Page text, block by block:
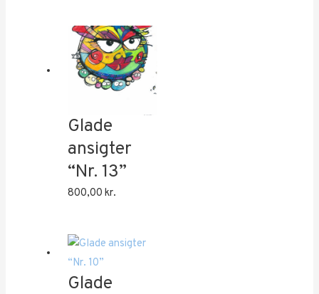
Glade
ansigter
“Nr. 13”
800,00kr.
Glade